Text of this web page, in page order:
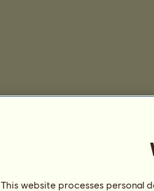
This website processes personal